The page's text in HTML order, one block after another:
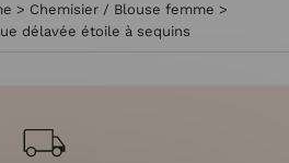
> Chemisier / Blouse femme >
délavée étoile à sequins